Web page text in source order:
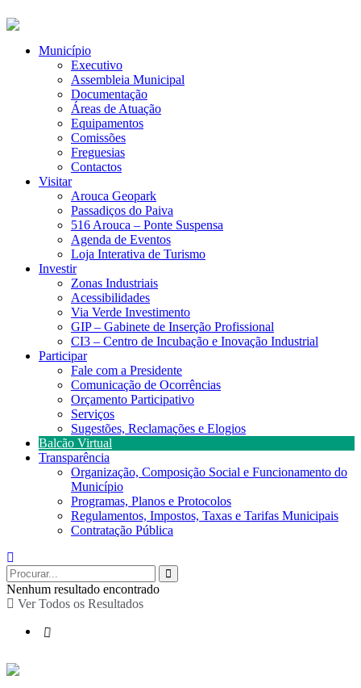
Município
Executivo
Assembleia Municipal
Documentação
Áreas de Atuação
Equipamentos
Comissões
Freguesias
Contactos
Visitar
Arouca Geopark
Passadiços do Paiva
516 Arouca – Ponte Suspensa
Agenda de Eventos
Loja Interativa de Turismo
Investir
Zonas Industriais
Acessibilidades
Via Verde Investimento
GIP – Gabinete de Inserção Profissional
CI3 – Centro de Incubação e Inovação Industrial
Participar
Fale com a Presidente
Comunicação de Ocorrências
Orçamento Participativo
Serviços
Sugestões, Reclamações e Elogios
Balcão Virtual
Transparência
Organização, Composição Social e Funcionamento do
Município
Programas, Planos e Protocolos
Regulamentos, Impostos, Taxas e Tarifas Municipais
Contratação Pública
Nenhum resultado encontrado
Ver Todos os Resultados